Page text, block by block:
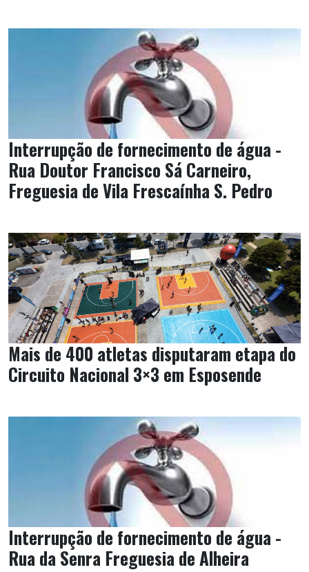
Interrupção de fornecimento de água -
Rua Doutor Francisco Sá Carneiro,
Freguesia de Vila Frescaínha S. Pedro
Mais de 400 atletas disputaram etapa do
Circuito Nacional 3×3 em Esposende
Interrupção de fornecimento de água -
Rua da Senra Freguesia de Alheira